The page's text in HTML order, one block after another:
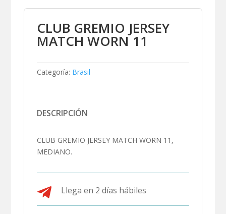
CLUB GREMIO JERSEY
MATCH WORN 11
Categoría: Brasil
DESCRIPCIÓN
CLUB GREMIO JERSEY MATCH WORN 11,
MEDIANO.
 Llega en 2 días hábiles